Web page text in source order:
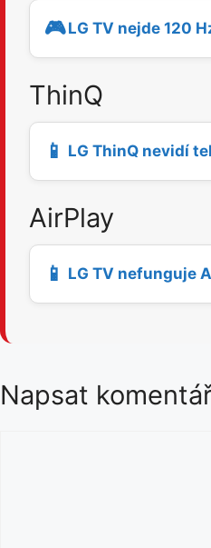
🎮LG TV nejde 120
ThinQ
📱 LG ThinQ nevidí
AirPlay
📱 LG TV nefunguje
Napsat